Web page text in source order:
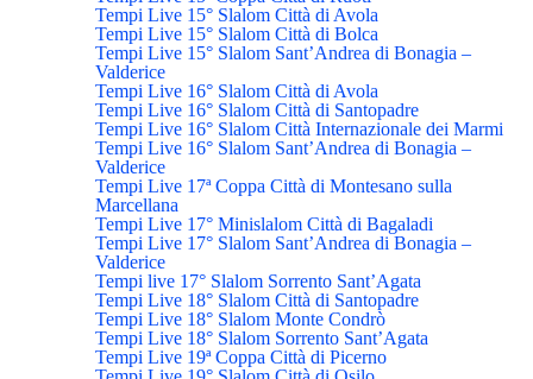
Tempi Live 15° Slalom Città di Avola
Tempi Live 15° Slalom Città di Bolca
Tempi Live 15° Slalom Sant’Andrea di Bonagia –
Valderice
Tempi Live 16° Slalom Città di Avola
Tempi Live 16° Slalom Città di Santopadre
Tempi Live 16° Slalom Città Internazionale dei Marmi
Tempi Live 16° Slalom Sant’Andrea di Bonagia –
Valderice
Tempi Live 17ª Coppa Città di Montesano sulla
Marcellana
Tempi Live 17° Minislalom Città di Bagaladi
Tempi Live 17° Slalom Sant’Andrea di Bonagia –
Valderice
Tempi live 17° Slalom Sorrento Sant’Agata
Tempi Live 18° Slalom Città di Santopadre
Tempi Live 18° Slalom Monte Condrò
Tempi Live 18° Slalom Sorrento Sant’Agata
Tempi Live 19ª Coppa Città di Picerno